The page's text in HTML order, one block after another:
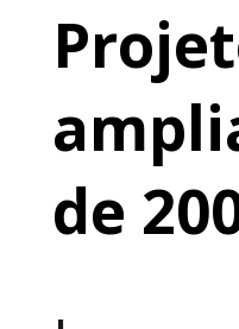
de